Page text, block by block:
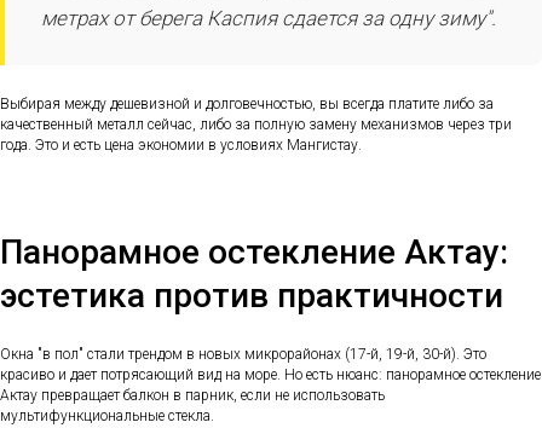
метрах от берега Каспия сдается за одну зиму".
Выбирая между дешевизной и долговечностью, вы всегда платите либо за
качественный металл сейчас, либо за полную замену механизмов через три
года. Это и есть цена экономии в условиях Мангистау.
Панорамное остекление Актау:
эстетика против практичности
Окна "в пол" стали трендом в новых микрорайонах (17-й, 19-й, 30-й). Это
красиво и дает потрясающий вид на море. Но есть нюанс: панорамное остекление
Актау превращает балкон в парник, если не использовать
мультифункциональные стекла.